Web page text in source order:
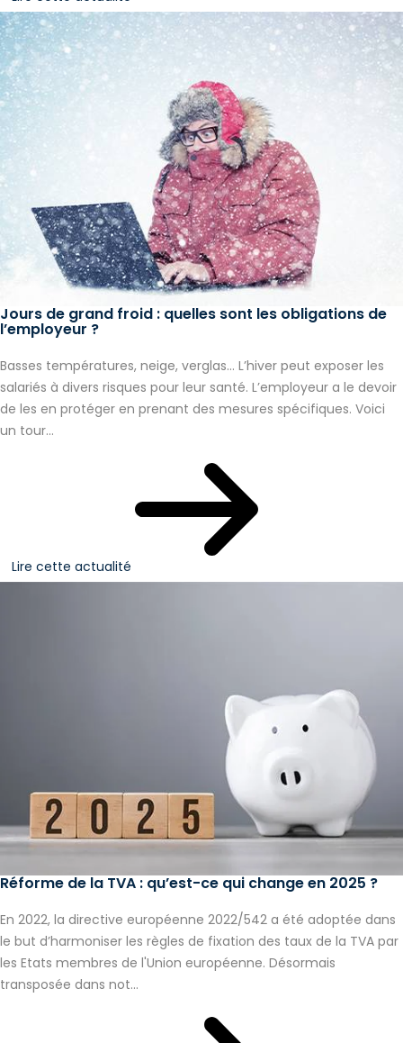
Jours de grand froid : quelles sont les obligations de
l’employeur ?
Basses températures, neige, verglas… L’hiver peut exposer les
salariés à divers risques pour leur santé. L’employeur a le devoir
de les en protéger en prenant des mesures spécifiques. Voici
un tour...
Lire cette actualité
Réforme de la TVA : qu’est-ce qui change en 2025 ?
En 2022, la directive européenne 2022/542 a été adoptée dans
le but d’harmoniser les règles de fixation des taux de la TVA par
les Etats membres de l'Union européenne. Désormais
transposée dans not...